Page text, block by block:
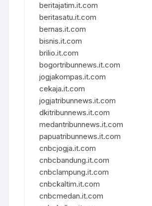
beritajatim.it.com
beritasatu.it.com
bernas.it.com
bisnis.it.com
brilio.it.com
bogortribunnews.it.com
jogjakompas.it.com
cekaja.it.com
jogjatribunnews.it.com
dkitribunnews.it.com
medantribunnews.it.com
papuatribunnews.it.com
cnbcjogja.it.com
cnbcbandung.it.com
cnbclampung.it.com
cnbckaltim.it.com
cnbcmedan.it.com